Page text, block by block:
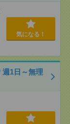
気になる！
週1日～無理